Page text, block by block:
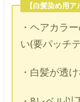
【白髪染め用
・ヘアカラ
い(要パッチ
・白髪が透